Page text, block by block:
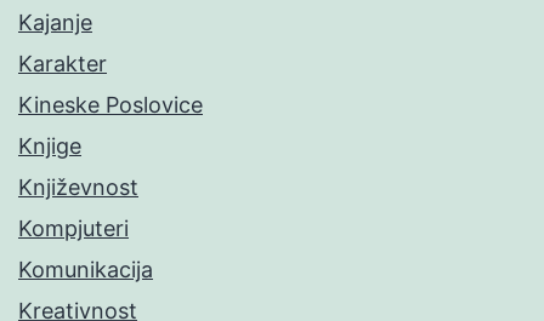
Kajanje
Karakter
Kineske Poslovice
Knjige
Književnost
Kompjuteri
Komunikacija
Kreativnost